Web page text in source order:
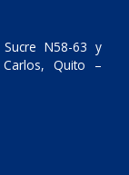
N58-63 y
Quito –